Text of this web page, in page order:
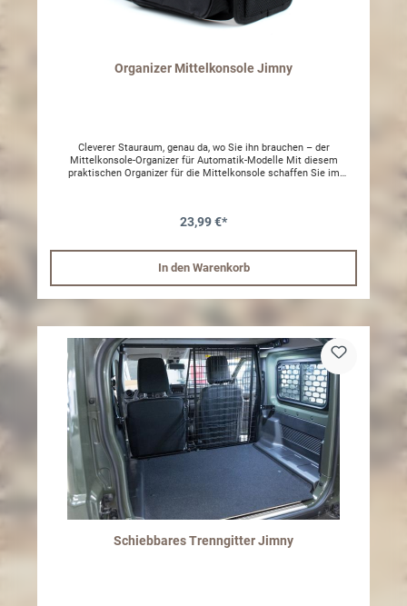
Organizer Mittelkonsole Jimny
Cleverer Stauraum, genau da, wo Sie ihn brauchen – der
Mittelkonsole-Organizer für Automatik-Modelle Mit diesem
praktischen Organizer für die Mittelkonsole schaffen Sie im
mit Automatikgetriebe (AT) entwickelt, passt der Organizer perfekt
seitliche Taschen bieten zusätzlichen Stauraum links und rechts
der Konsole, während eine weitere Tasche an der Vorderseite
weitere Ablagemöglichkeiten schafft – ideal für Fahrer und
Beifahrer zugleich. Ein einfaches Upgrade mit großem Nutzen – für
mehr Komfort und Übersicht im Alltag oder auf Reisen.
23,99 €*
In den Warenkorb
Schiebbares Trenngitter Jimny